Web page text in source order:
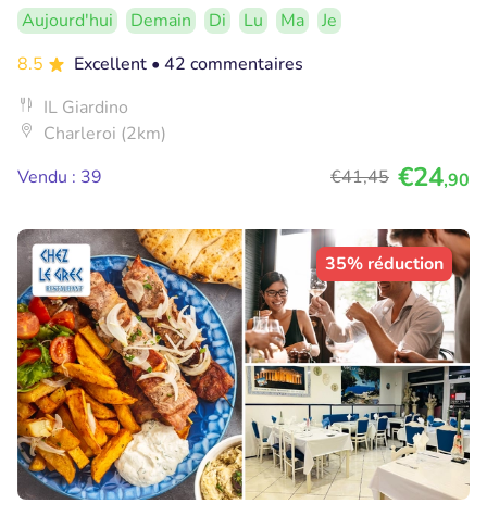
Aujourd'hui Demain Di Lu Ma
Je
8.5
Excellent • 42 commentaires
IL Giardino
Charleroi (2km)
Vendu : 39
€41,45 €24,90
35% réduction